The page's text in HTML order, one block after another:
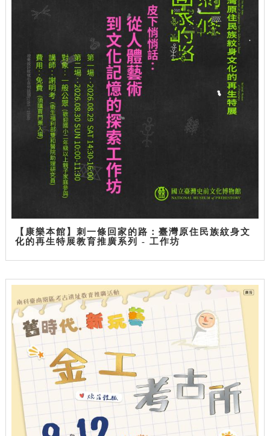
【康樂本館】刺一條回家的路：臺灣原住民族紋身文
化的再生特展教育推廣系列 - 工作坊